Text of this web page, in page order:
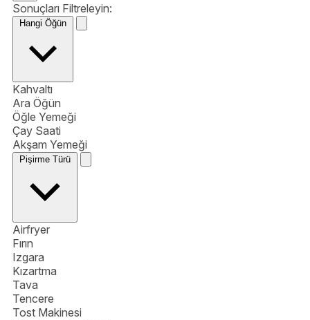
Sonuçları Filtreleyin:
Hangi Öğün
Kahvaltı
Ara Öğün
Öğle Yemeği
Çay Saati
Akşam Yemeği
Pişirme Türü
Airfryer
Fırın
Izgara
Kızartma
Tava
Tencere
Tost Makinesi